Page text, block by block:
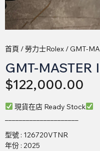
首頁 /勞力士Rolex / GMT-
GMT-MASTER
$122,000.00
現貨在店 Ready Stock
型號 : 126720VTNR
年份 : 2025